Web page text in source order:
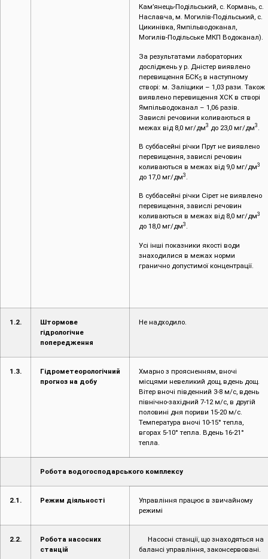
Кам’янець-Подільський, с. Кормань, с.
Наславча, м. Могилів-Подільський, с.
Цикинівка, Ямпільводоканал,
Могилів-Подільське МКП Водоканал).
За результатами лабораторних
досліджень у р. Дністер виявлено
перевищення БСК5 в наступному
створі: м. Заліщики – 1,03 рази. Також
виявлено перевищення ХСК в створі
Ямпільводоканал – 1,06 разів.
Завислі речовини коливаються в
межах від 8,0 мг/дм3 до 23,0 мг/дм3
В суббасейні річки Прут не виявлено
перевищення, завислі речовин
коливаються в межах від 9,0 мг/дм3
до 17,0 мг/дм3 .
В суббасейні річки Сірет не виявлено
перевищення, завислі речовин
коливаються в межах від 8,0 мг/дм3
до 18,0 мг/дм3 .
Усі інші показники якості води
знаходилися в межах норми
гранично допустимої концентрації.
1.2.
Штормове
гідрологічне
попередження
Не надходило.
1.3.
Гідрометеорологічний
прогноз на добу
Хмарно з проясненням, вночі
місцями невеликий дощ, вдень дощ.
Вітер вночі південний 3-8 м/с, вдень
північно-західний 7-12 м/с, в другій
половині дня пориви 15-20 м/с.
Температура вночі 10-15° тепла,
вгорах 5-10° тепла. Вдень 16-21°
тепла.
Робота водогосподарського комплексу
2.1. Режим діяльності
Управління працює в звичайному
режимі
2.2.
Робота насосних
станцій
Насосні станції, що знаходяться на
балансі управління, законсервовані.